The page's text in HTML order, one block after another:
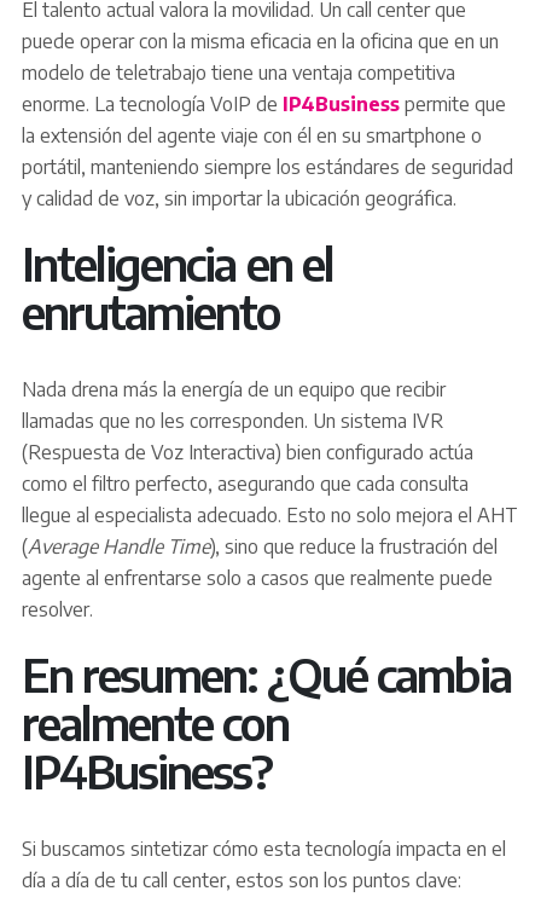
El talento actual valora la movilidad. Un call center que
puede operar con la misma eficacia en la oficina que en un
modelo de teletrabajo tiene una ventaja competitiva
enorme. La tecnología VoIP de IP4Business permite que
la extensión del agente viaje con él en su smartphone o
portátil, manteniendo siempre los estándares de seguridad
y calidad de voz, sin importar la ubicación geográfica.
Inteligencia en el
enrutamiento
Nada drena más la energía de un equipo que recibir
llamadas que no les corresponden. Un sistema IVR
(Respuesta de Voz Interactiva) bien configurado actúa
como el filtro perfecto, asegurando que cada consulta
llegue al especialista adecuado. Esto no solo mejora el AHT
(Average Handle Time), sino que reduce la frustración del
agente al enfrentarse solo a casos que realmente puede
resolver.
En resumen: ¿Qué cambia
realmente con
IP4Business?
Si buscamos sintetizar cómo esta tecnología impacta en el
día a día de tu call center, estos son los puntos clave: